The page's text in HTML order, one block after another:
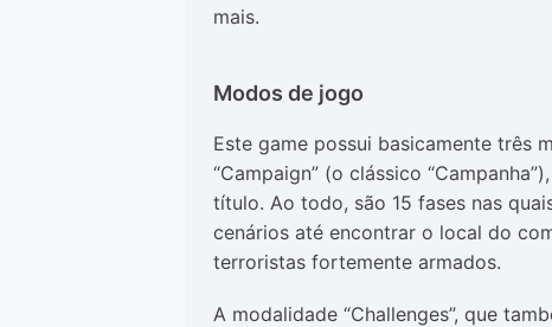
mais.
Modos de jogo
Este game possui basicamente três
“Campaign” (o clássico
título. Ao todo, são 15 fases nas
cenários até encontrar o local do
terroristas fortemente armados.
A modalidade “Challenges”, que